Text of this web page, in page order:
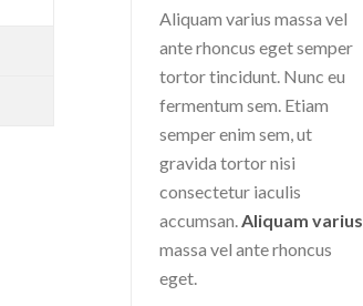
Aliquam varius massa vel
ante rhoncus eget semper
tortor tincidunt. Nunc eu
fermentum sem. Etiam
semper enim sem, ut
gravida tortor nisi
consectetur iaculis
accumsan.Aliquam varius
massa vel ante rhoncus
eget.